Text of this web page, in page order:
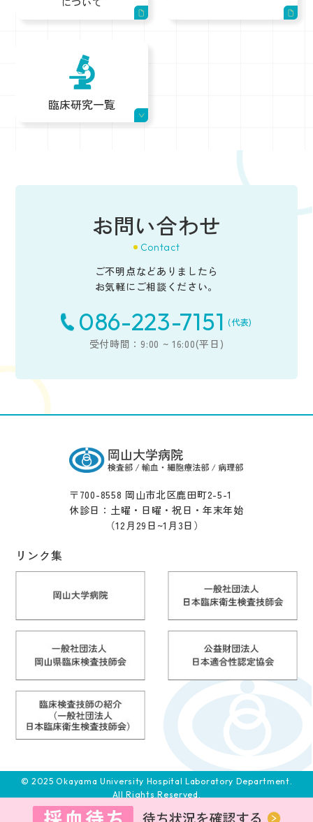
臨床研究一覧
3.化学発光酵素免疫測定装置『ルミパルス®L2400』による血
中シクロスポリン測定試薬の評価
4.ナノピアSP-Dの基礎性能に対する研究
5.検体の取り間違いを検出するための累積デルタチェック法
6.当院において血液型検査を受けられた生後4か月未満の乳
児のご家族の方へ―「生後4か月未満の新生児・乳児の血液
型検査に関する解析」
―「赤血球抗原Mに対する小児免疫感作と妊娠同種免疫に
関する研究」
お問い合わせ
Contact
ご不明点などありましたら
お気軽にご相談ください。
086-223-7151 (代表)
受付時間：9:00 ~ 16:00(平日)
〒700-8558 岡山市北区鹿田町2-5-1
休診日：土曜・日曜・祝日・年末年始
（12月29日~1月3日）
リンク集
© 2025 Okayama University Hospital Laboratory Department.
All Rights Reserved.